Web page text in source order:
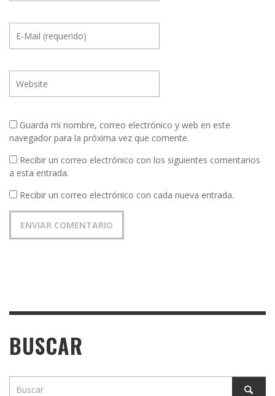
Guarda mi nombre, correo electrónico y web en este
navegador para la próxima vez que comente.
Recibir un correo electrónico con los siguientes comentarios
a esta entrada.
Recibir un correo electrónico con cada nueva entrada.
BUSCAR